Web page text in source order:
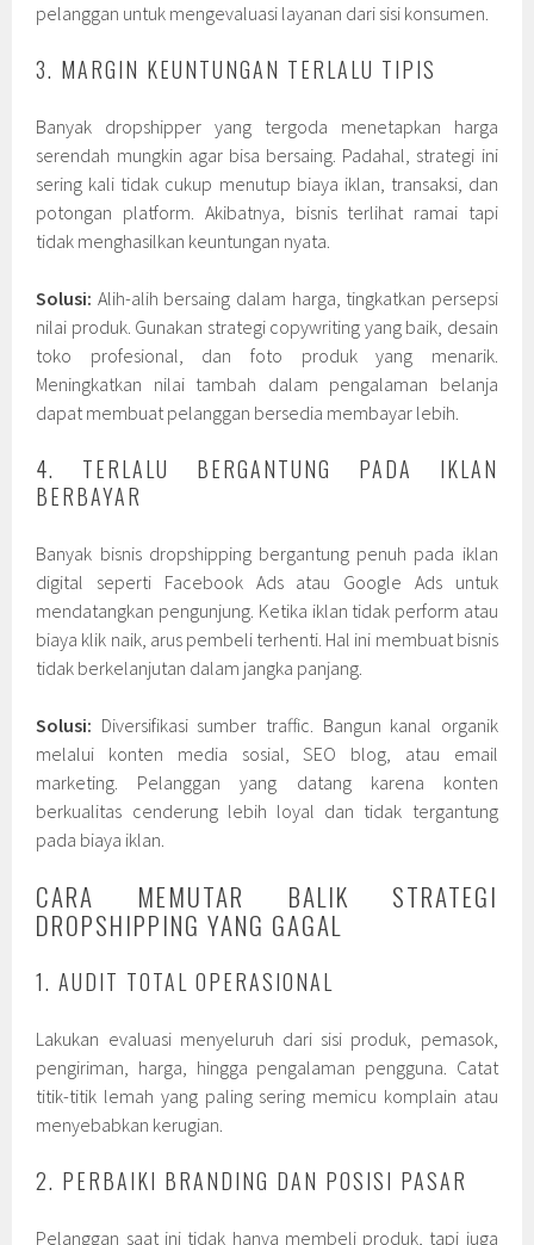
pelanggan untuk mengevaluasi layanan dari sisi konsumen.
3. MARGIN KEUNTUNGAN TERLALU TIPIS
Banyak dropshipper yang tergoda menetapkan harga
serendah mungkin agar bisa bersaing. Padahal, strategi ini
sering kali tidak cukup menutup biaya iklan, transaksi, dan
potongan platform. Akibatnya, bisnis terlihat ramai tapi
tidak menghasilkan keuntungan nyata.
Solusi: Alih-alih bersaing dalam harga, tingkatkan persepsi
nilai produk. Gunakan strategi copywriting yang baik, desain
toko profesional, dan foto produk yang menarik.
Meningkatkan nilai tambah dalam pengalaman belanja
dapat membuat pelanggan bersedia membayar lebih.
4. TERLALU BERGANTUNG PADA IKLAN
BERBAYAR
Banyak bisnis dropshipping bergantung penuh pada iklan
digital seperti Facebook Ads atau Google Ads untuk
mendatangkan pengunjung. Ketika iklan tidak perform atau
biaya klik naik, arus pembeli terhenti. Hal ini membuat bisnis
tidak berkelanjutan dalam jangka panjang.
Solusi: Diversifikasi sumber traffic. Bangun kanal organik
melalui konten media sosial, SEO blog, atau email
marketing. Pelanggan yang datang karena konten
berkualitas cenderung lebih loyal dan tidak tergantung
pada biaya iklan.
CARA MEMUTAR BALIK STRATEGI
DROPSHIPPING YANG GAGAL
1. AUDIT TOTAL OPERASIONAL
Lakukan evaluasi menyeluruh dari sisi produk, pemasok,
pengiriman, harga, hingga pengalaman pengguna. Catat
titik-titik lemah yang paling sering memicu komplain atau
menyebabkan kerugian.
2. PERBAIKI BRANDING DAN POSISI PASAR
Pelanggan saat ini tidak hanya membeli produk, tapi juga